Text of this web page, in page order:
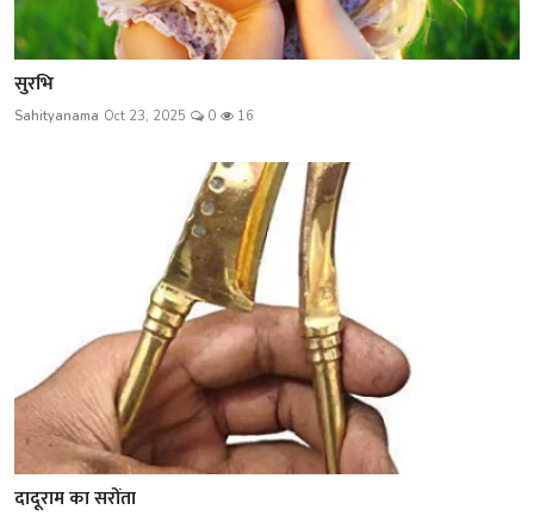
सुरभि
Sahityanama Oct 23, 2025 0 16
दादूराम का सरोंता